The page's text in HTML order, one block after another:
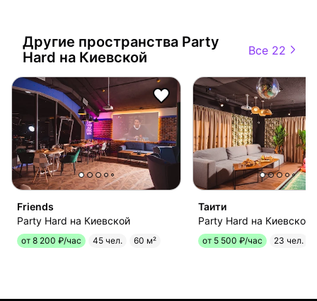
Другие пространства Party
Hard на Киевской
Все 22
Friends
Party Hard на Киевской
от 8 200 ₽/час 45 чел. 60 м²
Таити
Party Hard на Киевской
от 5 500 ₽/час 23 чел.